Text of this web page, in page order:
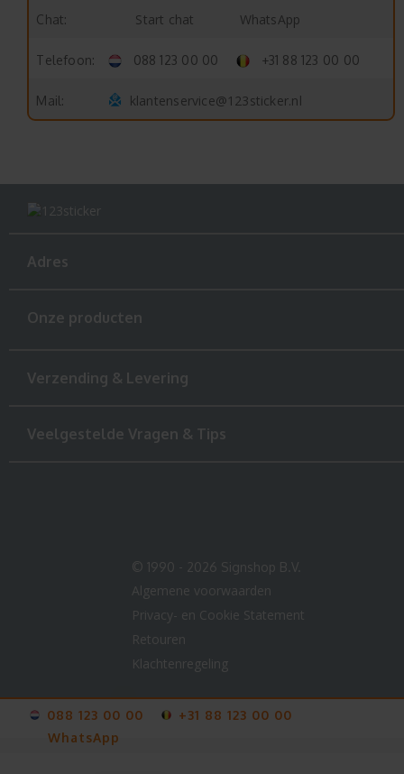
Chat: Start chat WhatsApp
Telefoon: 088 123 00 00 +31 88 123 00 00
Mail: klantenservice@123sticker.nl
Adres
Onze producten
Verzending & Levering
Veelgestelde Vragen & Tips
© 1990 - 2026 Signshop B.V.
Algemene voorwaarden
Privacy- en Cookie Statement
Retouren
Klachtenregeling
088 123 00 00
+31 88 123 00 00
WhatsApp